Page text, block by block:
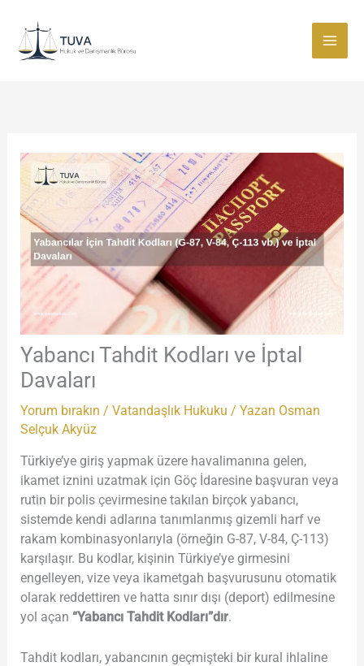
Yabancı Tahdit Kodları ve İptal
Davaları
Yorum bırakın / Vatandaşlık Hukuku / Yazan Osman
Selçuk Akyüz
Türkiye’ye giriş yapmak üzere havalimanına gelen,
ikamet iznini uzatmak için Göç İdaresine başvuran veya
rutin bir polis çevirmesine takılan birçok yabancı,
sistemde kendi adlarına tanımlanmış gizemli harf ve
rakam kombinasyonlarıyla (örneğin G-87, V-84, Ç-113)
karşılaşır. Bu kodlar, kişinin Türkiye’ye girmesini
engelleyen, vize veya ikametgah başvurusunu otomatik
olarak reddettiren ve hatta sınır dışı (deport) edilmesine
yol açan “Yabancı Tahdit Kodları”dır.
Tahdit kodları, yabancının geçmişteki bir kural ihlaline